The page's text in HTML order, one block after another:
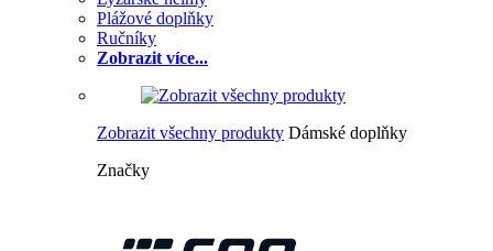
Plážové doplňky
Ručníky
Zobrazit více...
Zobrazit všechny produkty Dámské doplňky
Značky